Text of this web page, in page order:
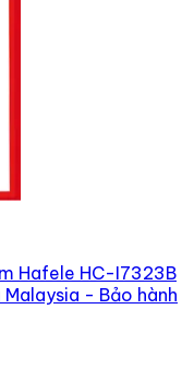
Hafele HC-I7323B
- Bảo hành